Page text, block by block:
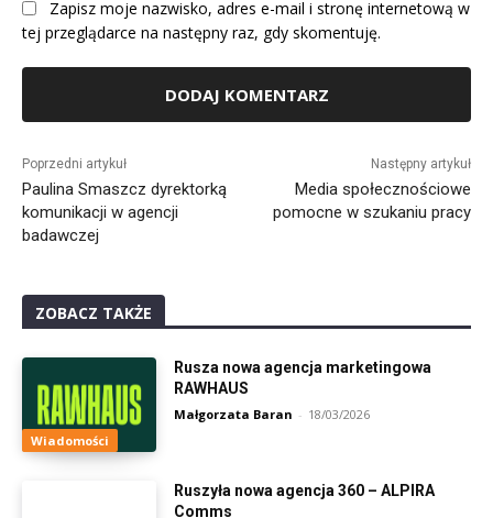
Zapisz moje nazwisko, adres e-mail i stronę internetową w
tej przeglądarce na następny raz, gdy skomentuję.
Poprzedni artykuł
Paulina Smaszcz dyrektorką
komunikacji w agencji
badawczej
Następny artykuł
Media społecznościowe
pomocne w szukaniu pracy
ZOBACZ TAKŻE
Wiadomości
Rusza nowa agencja marketingowa
RAWHAUS
Małgorzata Baran - 18/03/2026
Ruszyła nowa agencja 360 – ALPIRA
Comms